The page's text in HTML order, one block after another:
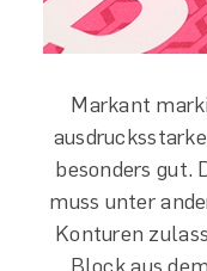
Markant
besonders gut.
muss unter
Konturen